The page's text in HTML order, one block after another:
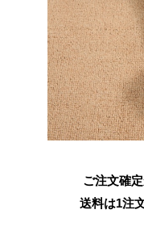
ご注文確
送料は1注